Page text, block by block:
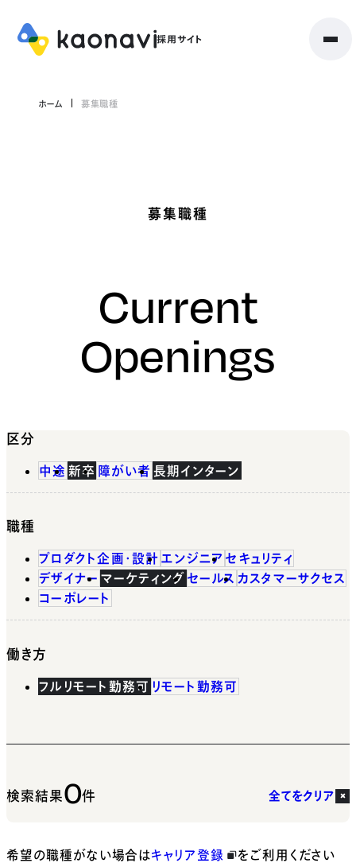
ホーム 募集職種
募集職種
Current
Openings
区分
中途 新卒 障がい者 長期インターン
職種
プロダクト企画・設計 エンジニア セキュリティ
デザイナー マーケティング セールス カスタマーサクセス
コーポレート
働き方
フルリモート勤務可 リモート勤務可
検索結果0件 全てをクリア
希望の職種がない場合はキャリア登録 をご利用ください